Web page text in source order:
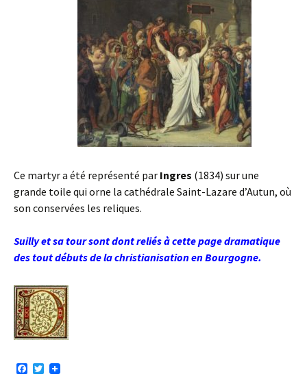
Ce martyr a été représenté par Ingres (1834) sur une
grande toile qui orne la cathédrale Saint-Lazare d’Autun, où
son conservées les reliques.
Suilly et sa tour sont dont reliés à cette page dramatique
des tout débuts de la christianisation en Bourgogne.
T